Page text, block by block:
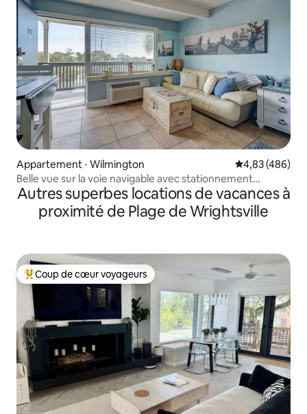
Appartement ⋅ Wilmington Évaluation
4,83 (486)
Belle vue sur la voie navigable avec stationnement
*Aucuns frais de service !
Autres superbes locations de vacances à
proximité de Plage de Wrightsville
Coups de cœur voyageurs les plus appréciés
Coup de cœur voyageurs